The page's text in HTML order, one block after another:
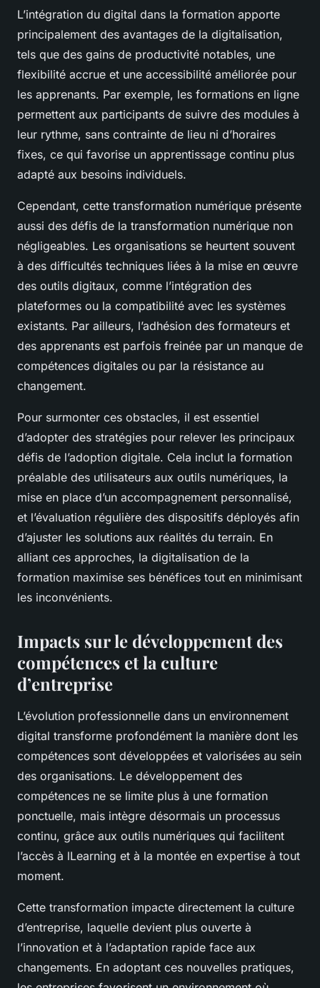
L’intégration du digital dans la formation apporte
principalement des avantages de la digitalisation,
tels que des gains de productivité notables, une
flexibilité accrue et une accessibilité améliorée pour
les apprenants. Par exemple, les formations en ligne
permettent aux participants de suivre des modules à
leur rythme, sans contrainte de lieu ni d’horaires
fixes, ce qui favorise un apprentissage continu plus
adapté aux besoins individuels.
Cependant, cette transformation numérique présente
aussi des défis de la transformation numérique non
négligeables. Les organisations se heurtent souvent
à des difficultés techniques liées à la mise en œuvre
des outils digitaux, comme l’intégration des
plateformes ou la compatibilité avec les systèmes
existants. Par ailleurs, l’adhésion des formateurs et
des apprenants est parfois freinée par un manque de
compétences digitales ou par la résistance au
changement.
Pour surmonter ces obstacles, il est essentiel
d’adopter des stratégies pour relever les principaux
défis de l’adoption digitale. Cela inclut la formation
préalable des utilisateurs aux outils numériques, la
mise en place d’un accompagnement personnalisé,
et l’évaluation régulière des dispositifs déployés afin
d’ajuster les solutions aux réalités du terrain. En
alliant ces approches, la digitalisation de la
formation maximise ses bénéfices tout en minimisant
les inconvénients.
Impacts sur le développement des
compétences et la culture
d’entreprise
L’évolution professionnelle dans un environnement
digital transforme profondément la manière dont les
compétences sont développées et valorisées au sein
des organisations. Le développement des
compétences ne se limite plus à une formation
ponctuelle, mais intègre désormais un processus
continu, grâce aux outils numériques qui facilitent
l’accès à lLearning et à la montée en expertise à tout
moment.
Cette transformation impacte directement la culture
d’entreprise, laquelle devient plus ouverte à
l’innovation et à l’adaptation rapide face aux
changements. En adoptant ces nouvelles pratiques,